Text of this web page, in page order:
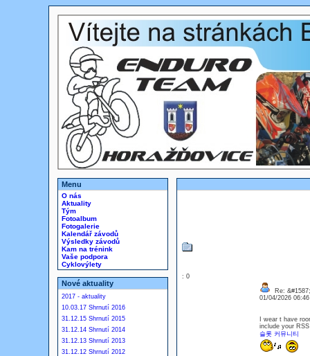
Menu
O nás
Aktuality
Tým
Fotoalbum
Fotogalerie
Kalendář závodů
Výsledky závodů
Kam na trénink
Vaše podpora
Cyklovýlety
Nové aktuality
2017 - aktuality
10.03.17 Shrnutí 2016
31.12.15 Shrnutí 2015
31.12.14 Shrnutí 2014
31.12.13 Shrnutí 2013
31.12.12 Shrnutí 2012
: 0
Re:
01/04/2026
I wear t have
include your
슬롯 커뮤니티